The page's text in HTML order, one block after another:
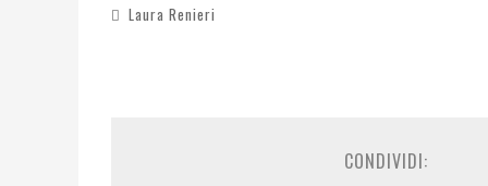
Laura Renieri
CONDIVIDI: